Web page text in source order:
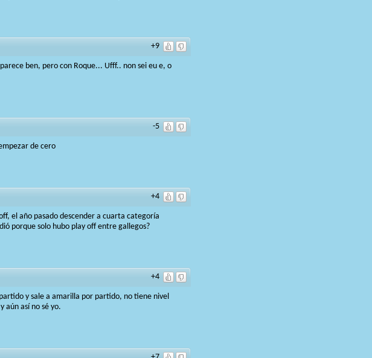
+9
ben, pero con Roque... Ufff.. non sei eu e, o
-5
de cero
+4
el año pasado descender a cuarta categoría
porque solo hubo play off entre gallegos?
+4
y sale a amarilla por partido, no tiene nivel
aún así no sé yo.